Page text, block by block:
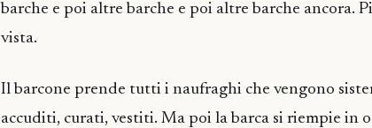
barche e poi altre barche e poi altre barche ancora.
vista.
Il barcone prende tutti i naufraghi che vengono
accuditi, curati, vestiti. Ma poi la barca si riempie in